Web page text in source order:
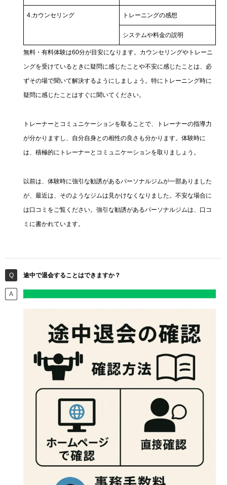
4.カウンセリング トレーニングの感想
システムや料金の説明
無料・有料体験は60分が目安になります。カウンセリングやトレーニ
ングを受けているときに疑問に感じたことや不安に感じたことは、必
ずその場で聞いて解決するようにしましょう。特にトレーニング時に
疑問に感じたことはすぐに聞いてください。
トレーナーとコミュニケーションを取ることで、トレーナーの指導力
が分かりますし、自分自身との相性の良さも分かります。体験時に
は、積極的にトレーナーとコミュニケーションを取りましょう。
以前は、体験時に強引な勧誘があるパーソナルジムが一部ありました
が、最近は、そのようなジムは見かけなくなりました。不安な場合に
は口コミをご覧ください。強引な勧誘があるパーソナルジムは、口コ
ミに書かれています。
途中で退会することはできますか？